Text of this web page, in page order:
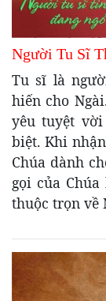
Người Tu Sĩ
Tu sĩ là
hiến cho
yêu tuyệt
biệt. Khi
Chúa dành
gọi của
thuộc trọn về